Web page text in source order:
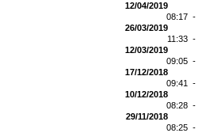
12/04/2019
08:17 -
26/03/2019
11:33 -
12/03/2019
09:05 -
17/12/2018
09:41 -
10/12/2018
08:28 -
29/11/2018
08:25 -